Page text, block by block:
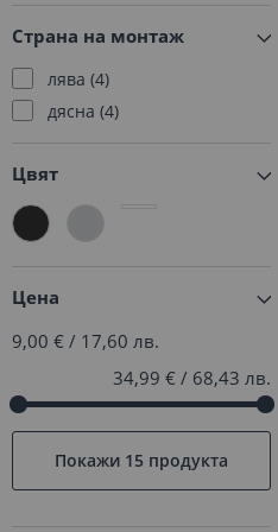
X3 343
X4 182
X5 508
X7
Z
31
A class
14
CLC class 5
CLK class 16
Страна на монтаж
лява 4
дясна 4
Цвят
Цена
9,00 € / 17,60 лв.
34,99 € / 68,43 лв.
Покажи 15 продукта